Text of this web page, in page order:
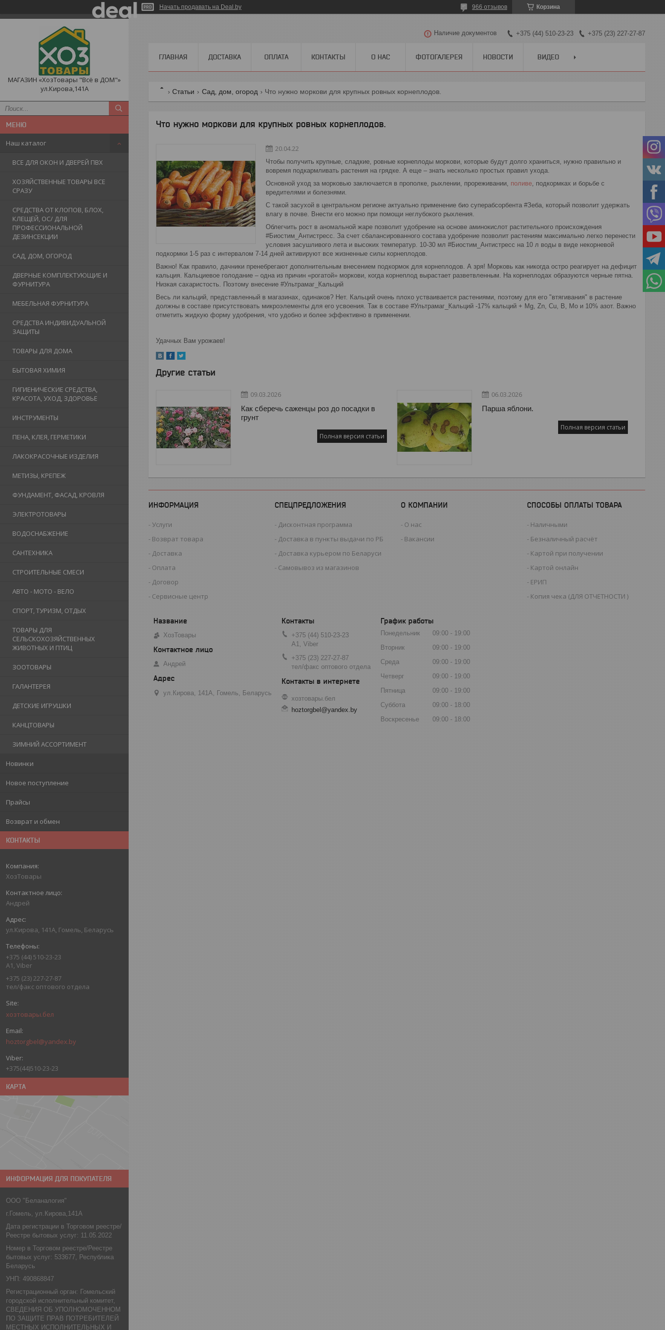
Начать продавать на Deal.by Корзина
966 отзывов
МАГАЗИН «ХозТовары "Всё в ДОМ"»
ул.Кирова,141А
Наш каталог
ВСЕ ДЛЯ ОКОН И ДВЕРЕЙ ПВХ
ХОЗЯЙСТВЕННЫЕ ТОВАРЫ ВСЕ
СРАЗУ
СРЕДСТВА ОТ КЛОПОВ, БЛОХ,
КЛЕЩЕЙ, ОС/ ДЛЯ
ПРОФЕССИОНАЛЬНОЙ
ДЕЗИНСЕКЦИИ
САД, ДОМ, ОГОРОД
ДВЕРНЫЕ КОМПЛЕКТУЮЩИЕ И
ФУРНИТУРА
МЕБЕЛЬНАЯ ФУРНИТУРА
СРЕДСТВА ИНДИВИДУАЛЬНОЙ
ЗАЩИТЫ
ТОВАРЫ ДЛЯ ДОМА
БЫТОВАЯ ХИМИЯ
ГИГИЕНИЧЕСКИЕ СРЕДСТВА,
КРАСОТА, УХОД, ЗДОРОВЬЕ
ИНСТРУМЕНТЫ
ПЕНА, КЛЕЯ, ГЕРМЕТИКИ
ЛАКОКРАСОЧНЫЕ ИЗДЕЛИЯ
МЕТИЗЫ, КРЕПЕЖ
ФУНДАМЕНТ, ФАСАД, КРОВЛЯ
ЭЛЕКТРОТОВАРЫ
ВОДОСНАБЖЕНИЕ
САНТЕХНИКА
СТРОИТЕЛЬНЫЕ СМЕСИ
АВТО - МОТО - ВЕЛО
СПОРТ, ТУРИЗМ, ОТДЫХ
ТОВАРЫ ДЛЯ
СЕЛЬСКОХОЗЯЙСТВЕННЫХ
ЖИВОТНЫХ И ПТИЦ
ЗООТОВАРЫ
ГАЛАНТЕРЕЯ
ДЕТСКИЕ ИГРУШКИ
КАНЦТОВАРЫ
ЗИМНИЙ АССОРТИМЕНТ
Новинки
Новое поступление
Прайсы
Возврат и обмен
КОНТАКТЫ
ХозТовары
Андрей
ул.Кирова, 141А, Гомель, Беларусь
+375 (44) 510-23-23
А1, Viber
+375 (23) 227-27-87
тел/факс оптового отдела
хозтовары.бел
hoztorgbel@yandex.by
+375(44)510-23-23
КАРТА
ИНФОРМАЦИЯ ДЛЯ ПОКУПАТЕЛЯ
ООО "Беланалогия"
г.Гомель, ул.Кирова,141А
Дата регистрации в Торговом реестре/
Реестре бытовых услуг: 11.05.2022
Номер в Торговом реестре/Реестре
бытовых услуг: 533677, Республика
Беларусь
УНП: 490868847
Регистрационный орган: Гомельский
городской исполнительный комитет,
СВЕДЕНИЯ ОБ УПОЛНОМОЧЕННОМ
ПО ЗАЩИТЕ ПРАВ ПОТРЕБИТЕЛЕЙ
МЕСТНЫХ ИСПОЛНИТЕЛЬНЫХ И
Наличие документов +375 (44) 510-23-23 +375 (23) 227-27-87
ГЛАВНАЯ ДОСТАВКА ОПЛАТА КОНТАКТЫ О НАС ФОТОГАЛЕРЕЯ НОВОСТИ ВИДЕО
Статьи Сад, дом, огород Что нужно моркови для крупных ровных корнеплодов.
Что нужно моркови для крупных ровных корнеплодов.
20.04.22
Чтобы получить крупные, сладкие, ровные корнеплоды моркови, которые будут долго храниться, нужно правильно и
вовремя подкармливать растения на грядке. А еще – знать несколько простых правил ухода.
Основной уход за морковью заключается в прополке, рыхлении, прореживании, поливе , подкормках и борьбе с
вредителями и болезнями.
С такой засухой в центральном регионе актуально применение био суперабсорбента #Зеба, который позволит удержать
влагу в почве. Внести его можно при помощи неглубокого рыхления.
Облегчить рост в аномальной жаре позволит удобрение на основе аминокислот растительного происхождения
#Биостим_Антистресс. За счет сбалансированного состава удобрение позволит растениям максимально легко перенести
условия засушливого лета и высоких температур. 10-30 мл #Биостим_Антистресс на 10 л воды в виде некорневой
подкормки 1-5 раз с интервалом 7-14 дней активируют все жизненные силы корнеплодов.
Важно! Как правило, дачники пренебрегают дополнительным внесением подкормок для корнеплодов. А зря! Морковь как никогда остро реагирует на дефицит
кальция. Кальциевое голодание – одна из причин «рогатой» моркови, когда корнеплод вырастает разветвленным. На корнеплодах образуются черные пятна.
Низкая сахаристость. Поэтому внесение #Ультрамаг_Кальций
Весь ли кальций, представленный в магазинах, одинаков? Нет. Кальций очень плохо устваивается растениями, поэтому для его "втягивания" в растение
должны в составе присутствовать микроэлементы для его усвоения. Так в составе #Ультрамаг_Кальций -17% кальций + Mg, Zn, Cu, B, Mo и 10% азот. Важно
отметить жидкую форму удобрения, что удобно и более эффективно в применении.
Удачных Вам урожаев!
Другие статьи
09.03.2026
Как сберечь саженцы роз до посадки в
грунт
Полная версия статьи
06.03.2026
Парша яблони.
Полная версия статьи
ИНФОРМАЦИЯ
Услуги
Возврат товара
Доставка
Оплата
Договор
Сервисные центр
СПЕЦПРЕДЛОЖЕНИЯ
Дисконтная программа
Доставка в пункты выдачи по РБ
Доставка курьером по Беларуси
Самовывоз из магазинов
О КОМПАНИИ
О нас
Вакансии
СПОСОБЫ ОПЛАТЫ ТОВАРА
Наличными
Безналичный расчёт
Картой при получении
Картой онлайн
ЕРИП
Копия чека (ДЛЯ ОТЧЕТНОСТИ )
ХозТовары
Андрей
ул.Кирова, 141А, Гомель, Беларусь
+375 (44) 510-23-23
А1, Viber
+375 (23) 227-27-87
тел/факс оптового отдела
хозтовары.бел
hoztorgbel@yandex.by
График работы
Понедельник 09:00
19:00
Вторник
09:00
19:00
Среда
09:00
19:00
Четверг
09:00
19:00
Пятница
09:00
19:00
Суббота
09:00
18:00
Воскресенье
09:00 18:00